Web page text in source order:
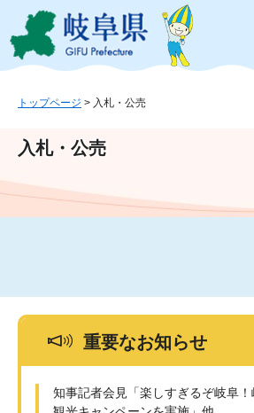
ジ
ュ
文
このページの本文へ
トップページ > 入札・公売
入札・公売
重要なお知らせ
知事記者会見「楽しすぎるぞ岐阜